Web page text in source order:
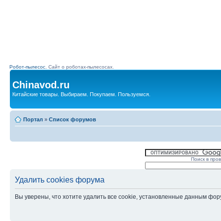
Робот-пылесос. Сайт о роботах-пылесосах.
Chinavod.ru
Китайские товары. Выбираем. Покупаем. Пользуемся.
Портал » Список форумов
Поиск в
Удалить cookies форума
Вы уверены, что хотите удалить все cookie, установленные данным